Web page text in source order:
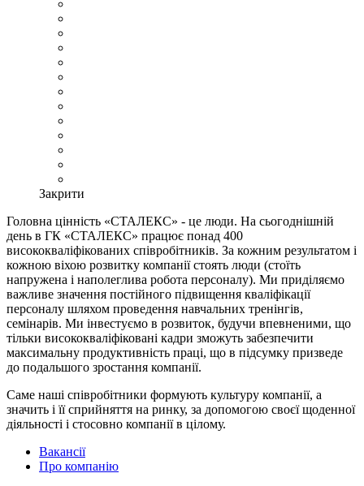
Закрити
Головна цінність «СТАЛЕКС» - це люди. На сьогоднішній
день в ГК «СТАЛЕКС» працює понад 400
висококваліфікованих співробітників. За кожним результатом і
кожною віхою розвитку компанії стоять люди (стоїть
напружена і наполеглива робота персоналу). Ми приділяємо
важливе значення постійного підвищення кваліфікації
персоналу шляхом проведення навчальних тренінгів,
семінарів. Ми інвестуємо в розвиток, будучи впевненими, що
тільки висококваліфіковані кадри зможуть забезпечити
максимальну продуктивність праці, що в підсумку призведе
до подальшого зростання компанії.
Саме наші співробітники формують культуру компанії, а
значить і її сприйняття на ринку, за допомогою своєї щоденної
діяльності і стосовно компанії в цілому.
Вакансії
Про компанію